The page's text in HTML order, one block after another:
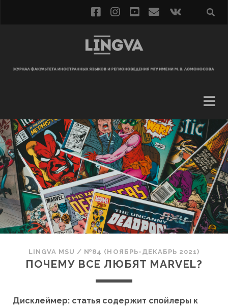
LINGVA MSU / №84 (НОЯБРЬ-ДЕКАБРЬ 2021)
ПОЧЕМУ ВСЕ ЛЮБЯТ MARVEL?
Дисклеймер: статья содержит спойлеры к